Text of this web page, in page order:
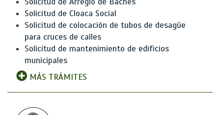
Solicitud de Cloaca Social
Solicitud de colocación de tubos de desagüe
para cruces de calles
Solicitud de mantenimiento de edificios
municipales
MÁS TRÁMITES